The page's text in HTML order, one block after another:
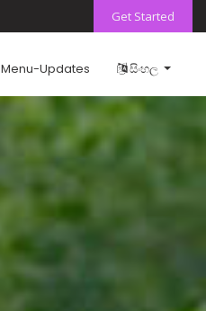
Get Started
Menu-Updates සිංහල